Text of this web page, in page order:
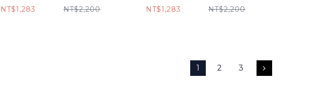
NT$1,283 NT$2,200 NT$1,283 NT$2,200
1 2 3